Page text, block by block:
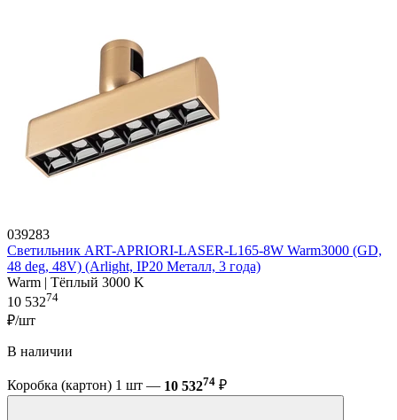
039283
Светильник ART-APRIORI-LASER-L165-8W Warm3000 (GD,
48 deg, 48V) (Arlight, IP20 Металл, 3 года)
Warm | Тёплый 3000 K
10 53274
₽/шт
В наличии
Коробка (картон) 1 шт — 10 53274 ₽